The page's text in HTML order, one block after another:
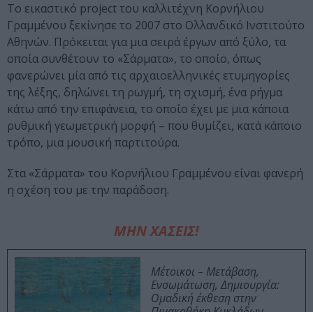
Το εικαστικό project του καλλιτέχνη Κορνήλιου
Γραμμένου ξεκίνησε το 2007 στο Ολλανδικό Ινστιτούτο
Αθηνών. Πρόκειται για μια σειρά έργων από ξύλο, τα
οποία συνθέτουν το «Σάρματα», το οποίο, όπως
φανερώνει μία από τις αρχαιοελληνικές ετυμηγορίες
της λέξης, δηλώνει τη ρωγμή, τη σχισμή, ένα ρήγμα
κάτω από την επιφάνεια, το οποίο έχει με μια κάποια
ρυθμική γεωμετρική μορφή – που θυμίζει, κατά κάποιο
τρόπο, μια μουσική παρτιτούρα.
Στα «Σάρματα» του Κορνήλιου Γραμμένου είναι φανερή
η σχέση του με την παράδοση.
ΜΗΝ ΧΑΣΕΙΣ!
Μέτοικοι – Μετάβαση,
Ενσωμάτωση, Δημιουργία:
Ομαδική έκθεση στην